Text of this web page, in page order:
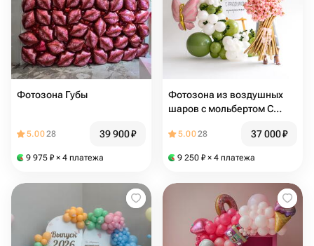
Фотозона Губы
5.0028 39 900₽
9 975 ₽ × 4 платежа
Фотозона из воздушных
шаров с мольбертом С
букетом цветов
5.0028 37 000₽
9 250 ₽ × 4 платежа